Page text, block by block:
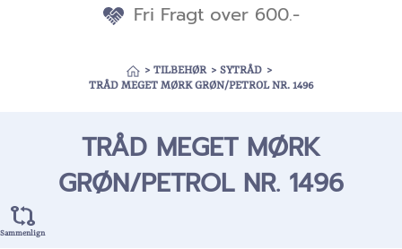
Fri Fragt over 600.-
> TILBEHØR > SYTRÅD >
TRÅD MEGET MØRK GRØN/PETROL NR. 1496
TRÅD MEGET MØRK
GRØN/PETROL NR. 1496
Sammenlign